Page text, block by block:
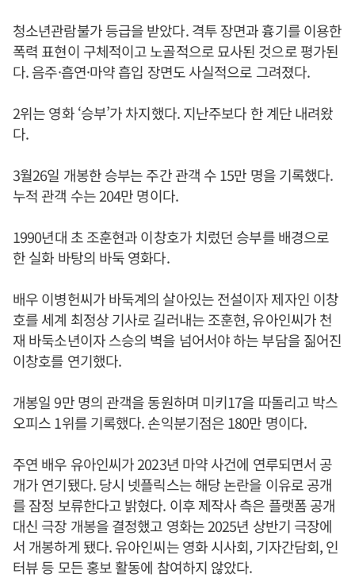
청소년관람불가 등급을 받았다. 격투 장면과 흉기를 이용한
폭력 표현이 구체적이고 노골적으로 묘사된 것으로 평가된
다. 음주·흡연·마약 흡입 장면도 사실적으로 그려졌다.
2위는 영화 ‘승부’가 차지했다. 지난주보다 한 계단 내려왔
다.
3월26일 개봉한 승부는 주간 관객 수 15만 명을 기록했다.
누적 관객 수는 204만 명이다.
1990년대 초 조훈현과 이창호가 치렀던 승부를 배경으로
한 실화 바탕의 바둑 영화다.
배우 이병헌씨가 바둑계의 살아있는 전설이자 제자인 이창
호를 세계 최정상 기사로 길러내는 조훈현, 유아인씨가 천
재 바둑소년이자 스승의 벽을 넘어서야 하는 부담을 짊어진
이창호를 연기했다.
개봉일 9만 명의 관객을 동원하며 미키17을 따돌리고 박스
오피스 1위를 기록했다. 손익분기점은 180만 명이다.
주연 배우 유아인씨가 2023년 마약 사건에 연루되면서 공
개가 연기됐다. 당시 넷플릭스는 해당 논란을 이유로 공개
를 잠정 보류한다고 밝혔다. 이후 제작사 측은 플랫폼 공개
대신 극장 개봉을 결정했고 영화는 2025년 상반기 극장에
서 개봉하게 됐다. 유아인씨는 영화 시사회, 기자간담회, 인
터뷰 등 모든 홍보 활동에 참여하지 않았다.